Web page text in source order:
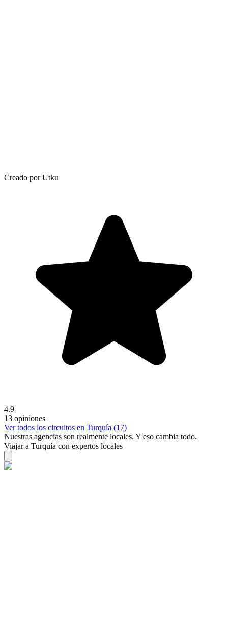
Creado por Utku
4.9
13 opiniones
Ver todos los circuitos en Turquía (17)
Nuestras agencias son realmente locales. Y eso cambia todo.
Viajar a Turquía con expertos locales